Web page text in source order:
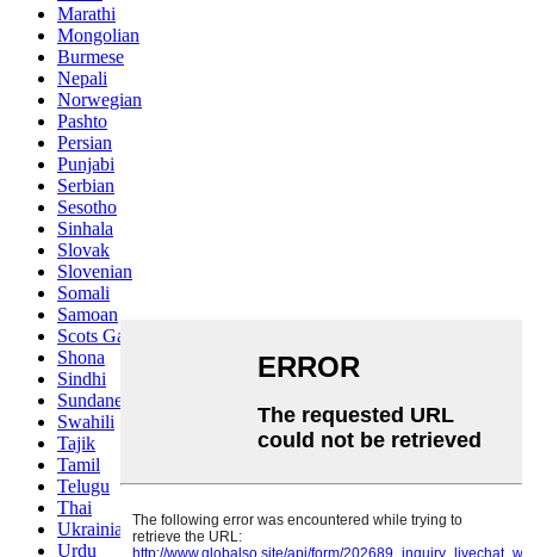
Marathi
Mongolian
Burmese
Nepali
Norwegian
Pashto
Persian
Punjabi
Serbian
Sesotho
Sinhala
Slovak
Slovenian
Somali
Samoan
Scots Gaelic
Shona
Sindhi
Sundanese
Swahili
Tajik
Tamil
Telugu
Thai
Ukrainian
Urdu